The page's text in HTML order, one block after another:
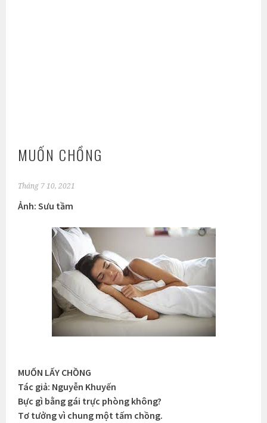
MUỐN CHỒNG
Tháng 7 10, 2021
Ảnh: Sưu tầm
MUỐN LẤY CHỒNG
Tác giả: Nguyễn Khuyến
Bực gì bằng gái trực phòng không?
Tơ tưởng vì chung một tấm chồng.